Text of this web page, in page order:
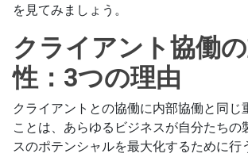
を見てみましょう。
クライアント協働
性：3つの理由
クライアントとの協働に内部協働と同じ
ことは、あらゆるビジネスが自分たちの
スのポテンシャルを最大化するために行